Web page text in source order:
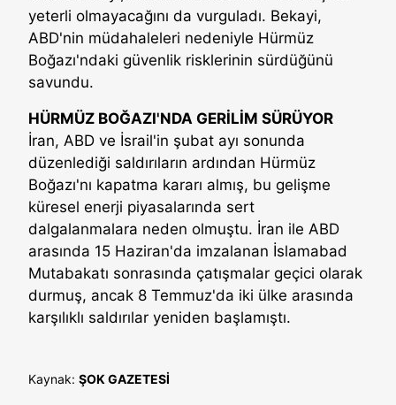
yeterli olmayacağını da vurguladı. Bekayi,
ABD'nin müdahaleleri nedeniyle Hürmüz
Boğazı'ndaki güvenlik risklerinin sürdüğünü
savundu.
HÜRMÜZ BOĞAZI'NDA GERİLİM SÜRÜYOR
İran, ABD ve İsrail'in şubat ayı sonunda
düzenlediği saldırıların ardından Hürmüz
Boğazı'nı kapatma kararı almış, bu gelişme
küresel enerji piyasalarında sert
dalgalanmalara neden olmuştu. İran ile ABD
arasında 15 Haziran'da imzalanan İslamabad
Mutabakatı sonrasında çatışmalar geçici olarak
durmuş, ancak 8 Temmuz'da iki ülke arasında
karşılıklı saldırılar yeniden başlamıştı.
Kaynak: ŞOK GAZETESİ